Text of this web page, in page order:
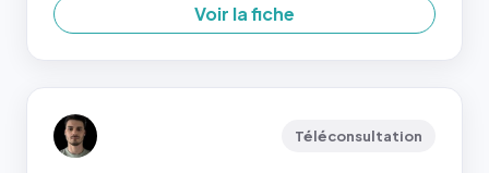
Voir la fiche
Téléconsultation